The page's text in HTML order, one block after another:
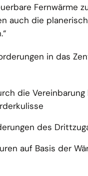
Fernwärme
auch die
in das
die
des
auf Basis der